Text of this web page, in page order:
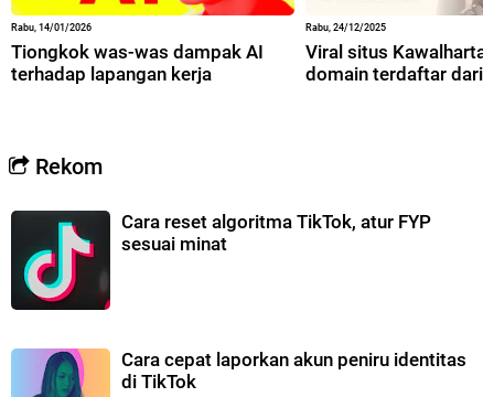
Rabu, 14/01/2026
Tiongkok was-was dampak AI
terhadap lapangan kerja
Rabu, 24/12/2025
Viral situs
domain terdaftar dari
Rekom
Cara reset algoritma TikTok, atur FYP
sesuai minat
Cara cepat laporkan akun peniru identitas
di TikTok